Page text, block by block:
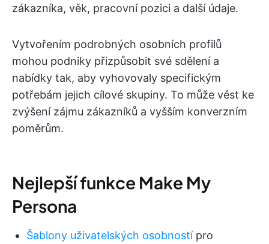
zákazníka, věk, pracovní pozici a další údaje.
Vytvořením podrobných osobních profilů
mohou podniky přizpůsobit své sdělení a
nabídky tak, aby vyhovovaly specifickým
potřebám jejich cílové skupiny. To může vést ke
zvýšení zájmu zákazníků a vyšším konverzním
poměrům.
Nejlepší funkce Make My
Persona
Šablony uživatelských osobnostípro